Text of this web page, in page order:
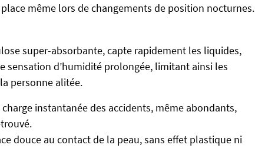
même lors de changements de position nocturnes.
super-absorbante, capte rapidement les liquides,
sensation d’humidité prolongée, limitant ainsi les
personne alitée.
charge instantanée des accidents, même abondants,
douce au contact de la peau, sans effet plastique ni